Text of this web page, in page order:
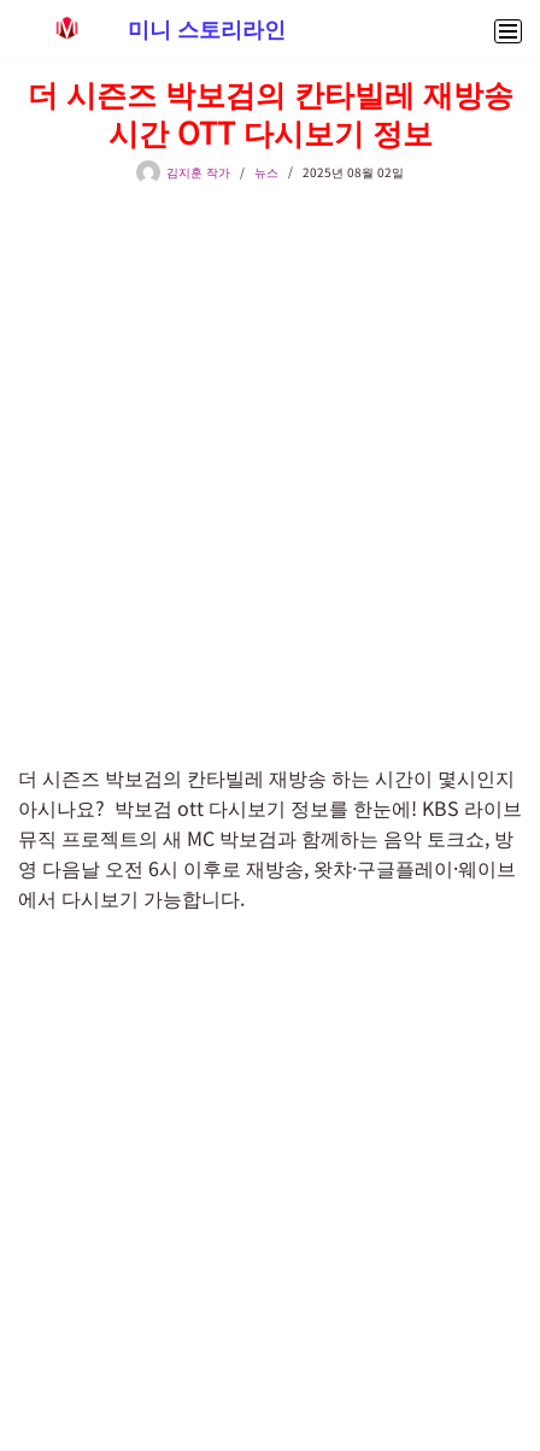
텐
미니 스토리라인
더 시즌즈 박보검의 칸타빌레 재방송
시간 OTT 다시보기 정보
김지훈 작가 뉴스 2025년 08월 02일
더 시즌즈 박보검의 칸타빌레 재방송 하는 시간이 몇시인지
아시나요? 박보검 ott 다시보기 정보를 한눈에! KBS 라이브
뮤직 프로젝트의 새 MC 박보검과 함께하는 음악 토크쇼, 방
영 다음날 오전 6시 이후로 재방송, 왓챠·구글플레이·웨이브
에서 다시보기 가능합니다.